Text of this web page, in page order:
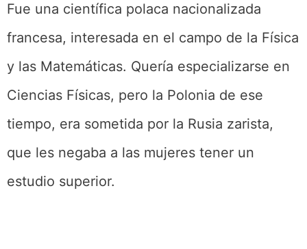
Fue una científica polaca nacionalizada
francesa, interesada en el campo de la Física
y las Matemáticas. Quería especializarse en
Ciencias Físicas, pero la Polonia de ese
tiempo, era sometida por la Rusia zarista,
que les negaba a las mujeres tener un
estudio superior.